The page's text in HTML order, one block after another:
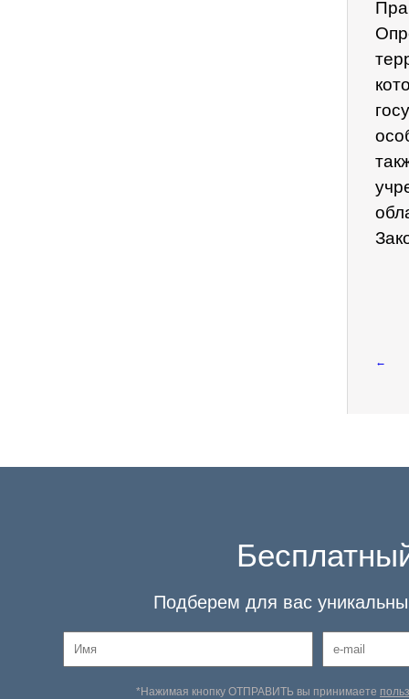
←
Подберем для вас
*Нажимая кнопку ОТПРАВИТЬ вы принимаете